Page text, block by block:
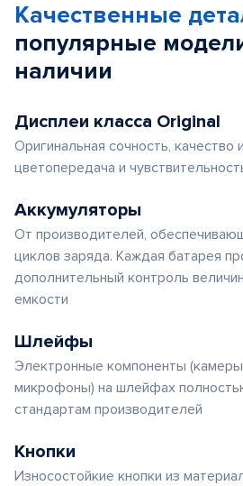
Качественные
популярные
наличии
Дисплеи класса Original
Оригинальная сочность, качество
цветопередача и
Аккумуляторы
От производителей,
циклов заряда. Каждая батарея
дополнительный контроль
емкости
Шлейфы
Электронные компоненты
микрофоны) на шлейфах
стандартам производителей
Кнопки
Износостойкие кнопки из